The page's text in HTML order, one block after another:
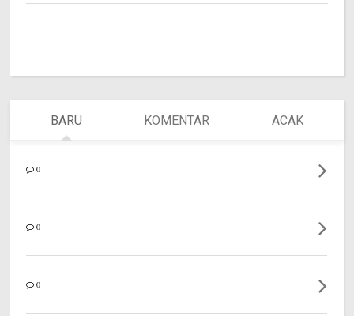
BARU KOMENTAR ACAK
0
0
0